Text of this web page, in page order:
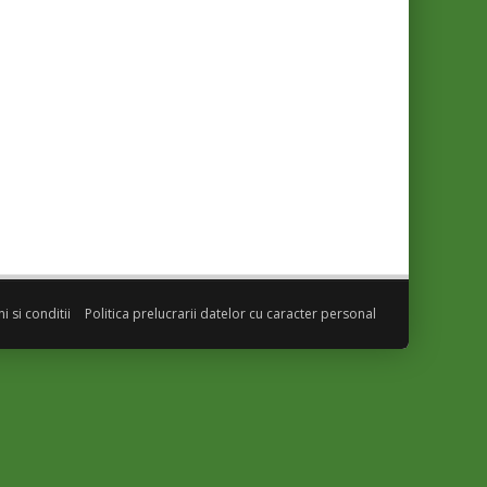
si conditii Politica prelucrarii datelor cu caracter personal